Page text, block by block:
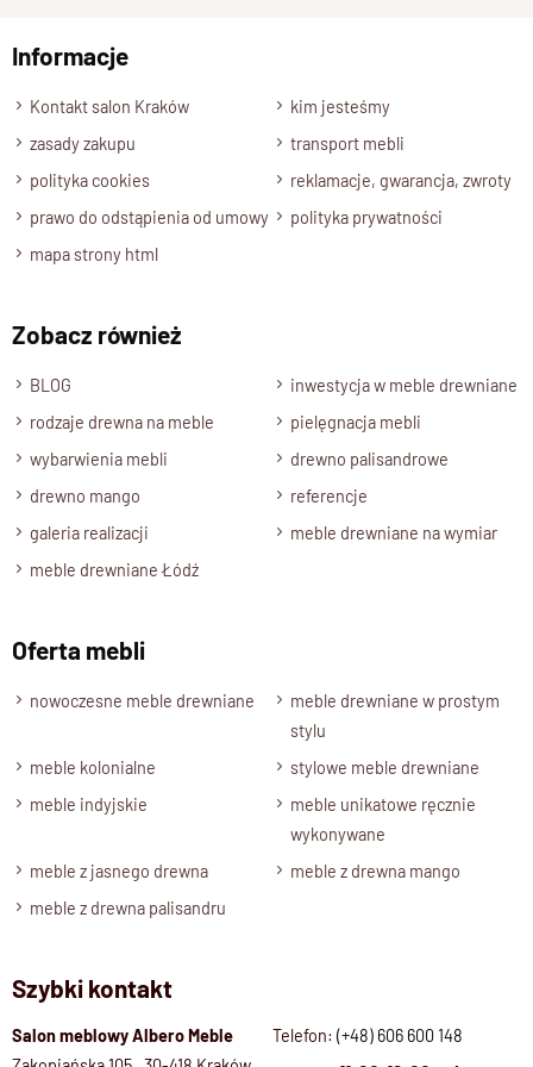
uporządkowane pod skrzynią i nie będą zajmować
dodatkowego miejsca.
lustrem 130/70 lub 120/80 stworzy zestaw idealny.
Wzór skrzyni GOA 21 klienci wybierają ze względu na prostą
formę i możliwości aranżacyjne. Sprawdzi się nie tylko w
kosmetyków.
Drewno 100% Palisander Indyjski
Wykończenie
Lakier półmatowy
Styl
Nowoczesny , Kolekcja GOA
90 cm
50 cm
Wybarwienia,
Palisander Brąz, Palisander- Ciemny brąz, Palisander
Naturalny
Stan produktu
Wyślij opinię
Informacje
Kontakt salon Kraków
kim jesteśmy
zasady zakupu
transport mebli
polityka cookies
reklamacje, gwarancja, zwroty
prawo do odstąpienia od umowy
polityka prywatności
mapa strony html
Zobacz również
BLOG
inwestycja w meble drewniane
rodzaje drewna na meble
pielęgnacja mebli
wybarwienia mebli
drewno palisandrowe
drewno mango
referencje
galeria realizacji
meble drewniane na wymiar
meble drewniane Łódź
Oferta mebli
nowoczesne meble drewniane
meble drewniane w prostym
stylu
meble kolonialne
stylowe meble drewniane
meble indyjskie
meble unikatowe ręcznie
wykonywane
meble z jasnego drewna
meble z drewna mango
meble z drewna palisandru
Szybki kontakt
Salon meblowy Albero Meble
Telefon: (+48) 606 600 148